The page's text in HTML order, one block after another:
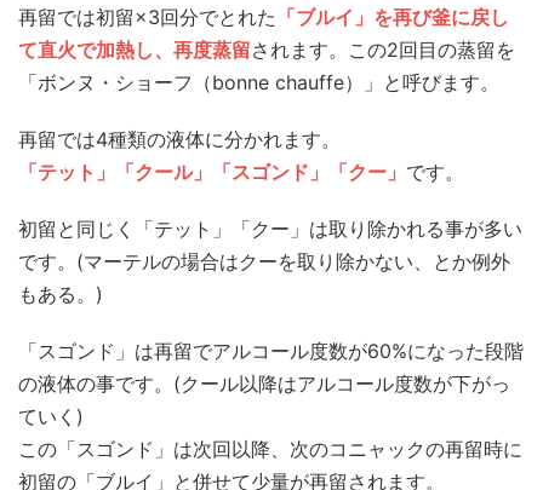
再留では初留×3回分でとれた 「ブルイ」を再び釜に戻し
て直火で加熱し、再度蒸留されます。この2回目の蒸留を
「ボンヌ・ショーフ（bonne chauffe）」と呼びます。
再留では4種類の液体に分かれます。
「テット」「クール」「スゴンド」「クー」 です。
初留と同じく「テット」「クー」は取り除かれる事が多い
です。(マーテルの場合はクーを取り除かない、とか例外
もある。)
「スゴンド」は再留でアルコール度数が60%になった段階
の液体の事です。(クール以降はアルコール度数が下がっ
ていく)
この「スゴンド」は次回以降、次のコニャックの再留時に
初留の「ブルイ」と併せて少量が再留されます。